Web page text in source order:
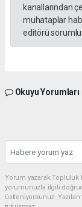
kanallarından
muhataplar
editörü sorumlu
Okuyu Yorumları
Yorum yazarak Topluluk
yorumunuzla ilgili
üstleniyorsunuz.